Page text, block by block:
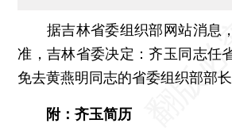
据吉林省委组织部网站消息
准，吉林省委决定：齐玉同志任
免去黄燕明同志的省委组织部部长
附：齐玉简历